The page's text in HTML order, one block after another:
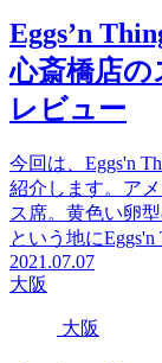
Eggs’n
心斎橋店
レビュー
今回は、Eggs'n
紹介します。ア
ス席。黄色い卵
という地に
2021.07.07
大阪
大阪